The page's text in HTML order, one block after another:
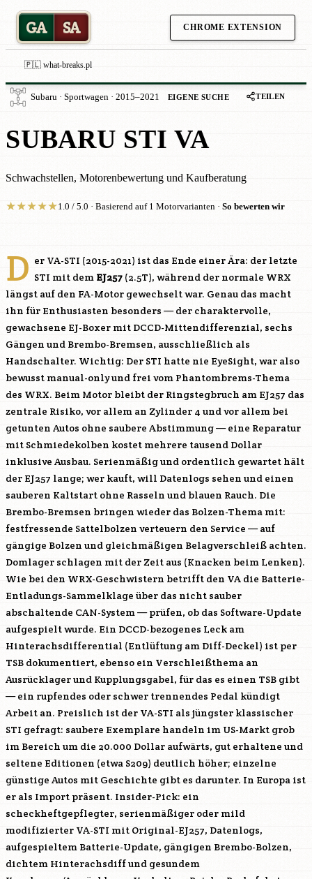
GA SA CHROME EXTENSION
🇵🇱 what-breaks.pl
Subaru · Sportwagen · 2015–2021 EIGENE SUCHE TEILEN
SUBARU STI VA
Schwachstellen, Motorenbewertung und Kaufberatung
★★★★★1.0 / 5.0 · Basierend auf 1 Motorvarianten · So bewerten wir
D er VA-STI (2015-2021) ist das Ende einer Ära: der letzte
STI mit dem EJ257 (2.5T), während der normale WRX
längst auf den FA-Motor gewechselt war. Genau das macht
ihn für Enthusiasten besonders — der charaktervolle,
gewachsene EJ-Boxer mit DCCD-Mittendifferenzial, sechs
Gängen und Brembo-Bremsen, ausschließlich als
Handschalter. Wichtig: Der STI hatte nie EyeSight, war also
bewusst manual-only und frei vom Phantombrems-Thema
des WRX. Beim Motor bleibt der Ringstegbruch am EJ257 das
zentrale Risiko, vor allem an Zylinder 4 und vor allem bei
getunten Autos ohne saubere Abstimmung — eine Reparatur
mit Schmiedekolben kostet mehrere tausend Dollar
inklusive Ausbau. Serienmäßig und ordentlich gewartet hält
der EJ257 lange; wer kauft, will Datenlogs sehen und einen
sauberen Kaltstart ohne Rasseln und blauen Rauch. Die
Brembo-Bremsen bringen wieder das Bolzen-Thema mit:
festfressende Sattelbolzen verteuern den Service — auf
gängige Bolzen und gleichmäßigen Belagverschleiß achten.
Domlager schlagen mit der Zeit aus (Knacken beim Lenken).
Wie bei den WRX-Geschwistern betrifft den VA die Batterie-
Entladungs-Sammelklage über das nicht sauber
abschaltende CAN-System — prüfen, ob das Software-Update
aufgespielt wurde. Ein DCCD-bezogenes Leck am
Hinterachsdifferential (Entlüftung am Diff-Deckel) ist per
TSB dokumentiert, ebenso ein Verschleißthema an
Ausrücklager und Kupplungsgabel, für das es einen TSB gibt
— ein rupfendes oder schwer trennendes Pedal kündigt
Arbeit an. Preislich ist der VA-STI als jüngster klassischer
STI gefragt: saubere Exemplare handeln im US-Markt grob
im Bereich um die 20.000 Dollar aufwärts, gut erhaltene und
seltene Editionen (etwa S209) deutlich höher; einzelne
günstige Autos mit Geschichte gibt es darunter. In Europa ist
er als Import präsent. Insider-Pick: ein
scheckheftgepflegter, serienmäßiger oder mild
modifizierter VA-STI mit Original-EJ257, Datenlogs,
aufgespieltem Batterie-Update, gängigen Brembo-Bolzen,
dichtem Hinterachsdiff und gesundem